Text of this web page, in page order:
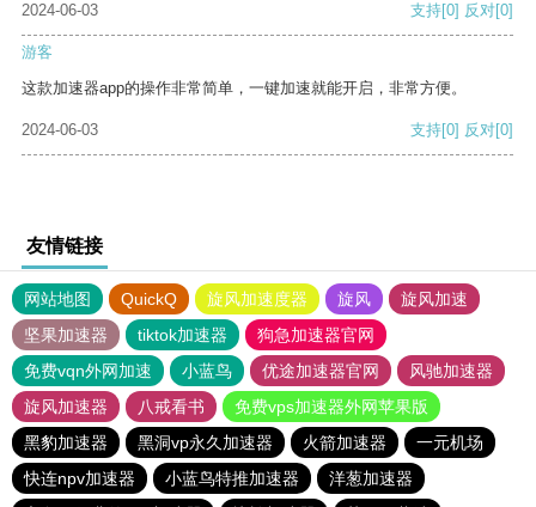
2024-06-03 支持[0] 反对[0]
游客
这款加速器app的操作非常简单，一键加速就能开启，非常方便。
2024-06-03 支持[0] 反对[0]
友情链接
网站地图 QuickQ 旋风加速度器 旋风
旋风加速
坚果加速器
tiktok加速器
狗急加速器官网
免费vqn外网加速
小蓝鸟 优途加速器官网
风驰加速器
旋风加速器
八戒看书
免费vps加速器外网苹果版
黑豹加速器
黑洞vp永久加速器 火箭加速器
一元机场
快连npv加速器
小蓝鸟特推加速器
洋葱加速器